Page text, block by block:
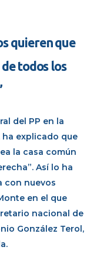
quieren que
de todos los
del PP en la
ha explicado que
la casa común
Así lo ha
con nuevos
en el que
nacional de
González Terol,